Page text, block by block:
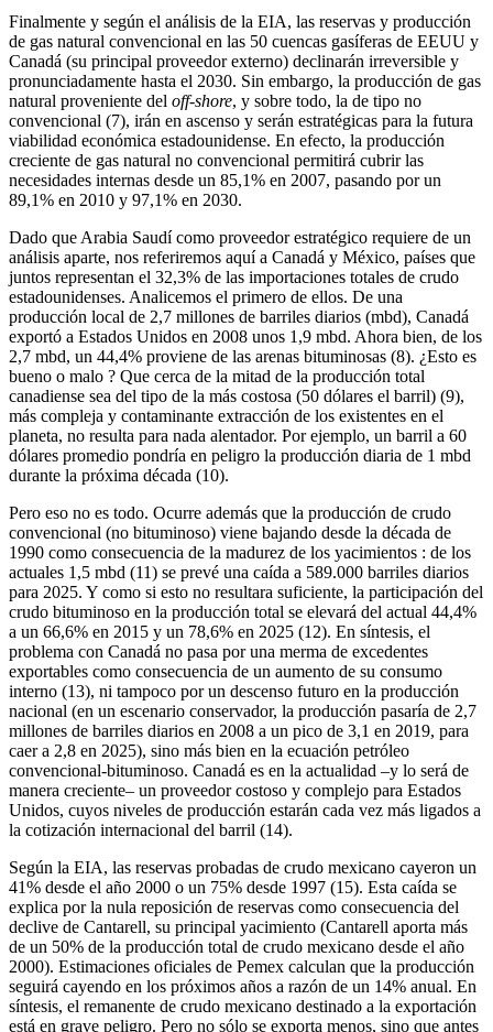
Finalmente y según el análisis de la EIA, las reservas y producción
de gas natural convencional en las 50 cuencas gasíferas de EEUU y
Canadá (su principal proveedor externo) declinarán irreversible y
pronunciadamente hasta el 2030. Sin embargo, la producción de gas
natural proveniente del off-shore, y sobre todo, la de tipo no
convencional (7), irán en ascenso y serán estratégicas para la futura
viabilidad económica estadounidense. En efecto, la producción
creciente de gas natural no convencional permitirá cubrir las
necesidades internas desde un 85,1% en 2007, pasando por un
89,1% en 2010 y 97,1% en 2030.
Dado que Arabia Saudí como proveedor estratégico requiere de un
análisis aparte, nos referiremos aquí a Canadá y México, países que
juntos representan el 32,3% de las importaciones totales de crudo
estadounidenses. Analicemos el primero de ellos. De una
producción local de 2,7 millones de barriles diarios (mbd), Canadá
exportó a Estados Unidos en 2008 unos 1,9 mbd. Ahora bien, de los
2,7 mbd, un 44,4% proviene de las arenas bituminosas (8). ¿Esto es
bueno o malo ? Que cerca de la mitad de la producción total
canadiense sea del tipo de la más costosa (50 dólares el barril) (9),
más compleja y contaminante extracción de los existentes en el
planeta, no resulta para nada alentador. Por ejemplo, un barril a 60
dólares promedio pondría en peligro la producción diaria de 1 mbd
durante la próxima década (10).
Pero eso no es todo. Ocurre además que la producción de crudo
convencional (no bituminoso) viene bajando desde la década de
1990 como consecuencia de la madurez de los yacimientos : de los
actuales 1,5 mbd (11) se prevé una caída a 589.000 barriles diarios
para 2025. Y como si esto no resultara suficiente, la participación del
crudo bituminoso en la producción total se elevará del actual 44,4%
a un 66,6% en 2015 y un 78,6% en 2025 (12). En síntesis, el
problema con Canadá no pasa por una merma de excedentes
exportables como consecuencia de un aumento de su consumo
interno (13), ni tampoco por un descenso futuro en la producción
nacional (en un escenario conservador, la producción pasaría de 2,7
millones de barriles diarios en 2008 a un pico de 3,1 en 2019, para
caer a 2,8 en 2025), sino más bien en la ecuación petróleo
convencional-bituminoso. Canadá es en la actualidad –y lo será de
manera creciente– un proveedor costoso y complejo para Estados
Unidos, cuyos niveles de producción estarán cada vez más ligados a
la cotización internacional del barril (14).
Según la EIA, las reservas probadas de crudo mexicano cayeron un
41% desde el año 2000 o un 75% desde 1997 (15). Esta caída se
explica por la nula reposición de reservas como consecuencia del
declive de Cantarell, su principal yacimiento (Cantarell aporta más
de un 50% de la producción total de crudo mexicano desde el año
2000). Estimaciones oficiales de Pemex calculan que la producción
seguirá cayendo en los próximos años a razón de un 14% anual. En
síntesis, el remanente de crudo mexicano destinado a la exportación
está en grave peligro. Pero no sólo se exporta menos, sino que antes